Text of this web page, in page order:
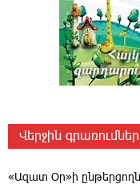
Վերջին գրառումներ
«Ազատ Օր»ի